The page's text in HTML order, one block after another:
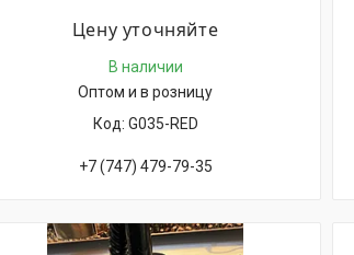
Цену уточняйте
В наличии
Оптом и в розницу
G035-RED
+7 (747) 479-79-35